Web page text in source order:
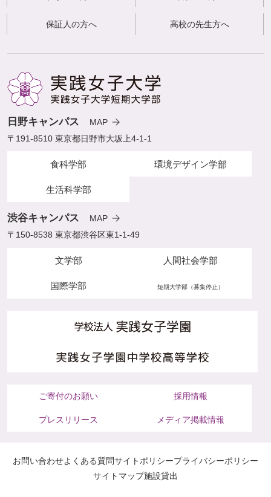
保証人の方へ 高校の先生方へ
日野キャンパス
MAP
〒191-8510 東京都日野市大坂上4-1-1
食科学部 環境デザイン学部
生活科学部
渋谷キャンパス
MAP
〒150-8538 東京都渋谷区東1-1-49
文学部 人間社会学部
国際学部 短期大学部（募集停止）
ご寄付のお願い 採用情報
プレスリリース メディア掲載情報
お問い合わせよくある質問サイトポリシープライバシーポリシー
サイトマップ施設貸出